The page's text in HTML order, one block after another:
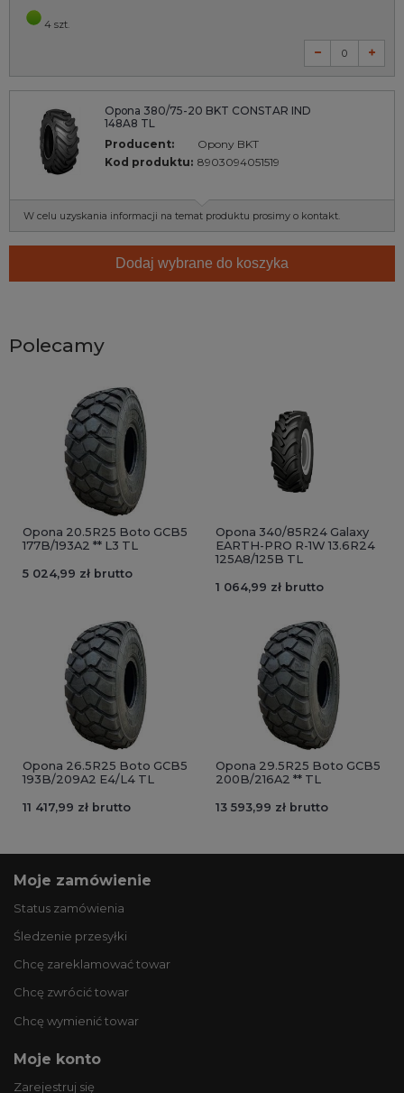
4 szt.
Opona 380/75-20 BKT CONSTAR IND
148A8 TL
Producent:
Opony BKT
Kod produktu: 8903094051519
W celu uzyskania informacji na temat produktu prosimy o kontakt.
Dodaj wybrane do koszyka
Polecamy
Opona 20.5R25 Boto GCB5
177B/193A2 ** L3 TL
5 024,99 zł brutto
Opona 340/85R24 Galaxy
EARTH-PRO R-1W 13.6R24
125A8/125B TL
1 064,99 zł brutto
Opona 26.5R25 Boto GCB5
193B/209A2 E4/L4 TL
11 417,99 zł brutto
Opona 29.5R25 Boto GCB5
200B/216A2 ** TL
13 593,99 zł brutto
Moje zamówienie
Status zamówienia
Śledzenie przesyłki
Chcę zareklamować towar
Chcę zwrócić towar
Chcę wymienić towar
Moje konto
Zarejestruj się